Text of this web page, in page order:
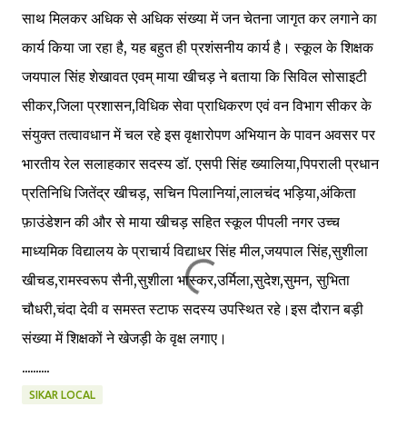
साथ मिलकर अधिक से अधिक संख्या में जन चेतना जागृत कर लगाने का
कार्य किया जा रहा है, यह बहुत ही प्रशंसनीय कार्य है। स्कूल के शिक्षक
जयपाल सिंह शेखावत एवम् माया खीचड़ ने बताया कि सिविल सोसाइटी
सीकर,जिला प्रशासन,विधिक सेवा प्राधिकरण एवं वन विभाग सीकर के
संयुक्त तत्वावधान में चल रहे इस वृक्षारोपण अभियान के पावन अवसर पर
भारतीय रेल सलाहकार सदस्य डॉ. एसपी सिंह ख्यालिया,पिपराली प्रधान
प्रतिनिधि जितेंद्र खीचड़, सचिन पिलानियां,लालचंद भड़िया,अंकिता
फ़ाउंडेशन की और से माया खीचड़ सहित स्कूल पीपली नगर उच्च
माध्यमिक विद्यालय के प्राचार्य विद्याधर सिंह मील,जयपाल सिंह,सुशीला
खीचड,रामस्वरूप सैनी,सुशीला भास्कर,उर्मिला,सुदेश,सुमन, सुभिता
चौधरी,चंदा देवी व समस्त स्टाफ सदस्य उपस्थित रहे।इस दौरान बड़ी
संख्या में शिक्षकों ने खेजड़ी के वृक्ष लगाए।
..........
SIKAR LOCAL